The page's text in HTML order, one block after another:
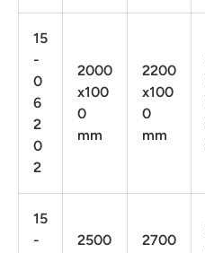
15
-
0
6
2
0
2
2000
x100
0
mm
2200
x100
0
mm
15
-
2500
2700